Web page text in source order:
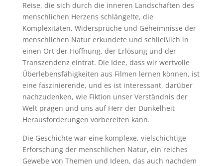
Reise, die sich durch die inneren Landschaften des
menschlichen Herzens schlängelte, die
Komplexitäten, Widersprüche und Geheimnisse der
menschlichen Natur erkundete und schließlich in
einen Ort der Hoffnung, der Erlösung und der
Transzendenz eintrat. Die Idee, dass wir wertvolle
Überlebensfähigkeiten aus Filmen lernen können, ist
eine faszinierende, und es ist interessant, darüber
nachzudenken, wie Fiktion unser Verständnis der
Welt prägen und uns auf Herr der Dunkelheit
Herausforderungen vorbereiten kann.
Die Geschichte war eine komplexe, vielschichtige
Erforschung der menschlichen Natur, ein reiches
Gewebe von Themen und Ideen, das auch nachdem